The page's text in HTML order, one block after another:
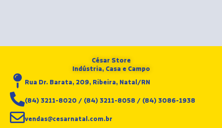
César Store
Indústria, Casa e Campo
Rua Dr. Barata, 209, Ribeira, Natal/RN
(84) 3211-8020 / (84) 3211-8058 / (84) 3086-1938
vendas@cesarnatal.com.br